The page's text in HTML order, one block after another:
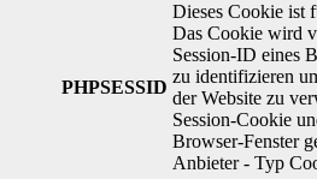
PHPSESSID
Dieses Cookie ist
Das Cookie wird
Session-ID eines
zu identifizieren
der Website zu
Session-Cookie
Browser-Fenster
Anbieter - Typ